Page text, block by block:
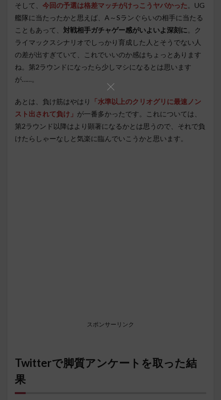
そして、 今回の予選は格差マッチがけっこうヤバかった。UG
艦隊に当たったかと思えば、A～Sランぐらいの相手に当たる
こともあって、 対戦相手ガチャゲー感がいよいよ深刻に。ク
ライマックスシナリオでしっかり育成した人とそうでない人
の差が出すぎていて、これでいいのか感はちょっとあります
ね。第2ラウンドになったら少しマシになるとは思います
が……。
あとは、負け筋はやはり
「水準以上のクリオグリに最速ノン
スト出されて負け」 が一番多かったです。これについては、
第2ラウンド以降はより顕著になるかとは思うので、それで負
けたらしゃーなしと気楽に臨んでいこうかと思います。
スポンサーリンク
Twitterで脚質アンケートを取った結
果